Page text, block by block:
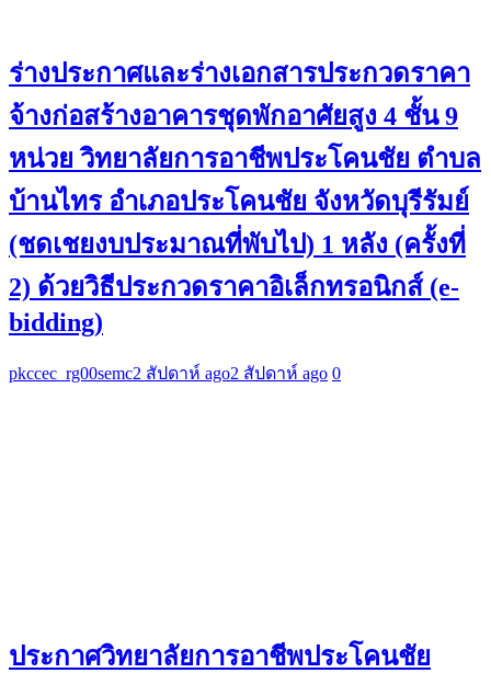
ร่างประกาศและร่างเอกสารประกวดราคา
จ้างก่อสร้างอาคารชุดพักอาศัยสูง 4 ชั้น 9
หน่วย วิทยาลัยการอาชีพประโคนชัย ตำบล
บ้านไทร อำเภอประโคนชัย จังหวัดบุรีรัมย์
(ชดเชยงบประมาณที่พับไป) 1 หลัง (ครั้งที่
2) ด้วยวิธีประกวดราคาอิเล็กทรอนิกส์ (e-
bidding)
pkccec_rg00semc2 สัปดาห์ ago2 สัปดาห์ ago 0
ประกาศวิทยาลัยการอาชีพประโคนชัย